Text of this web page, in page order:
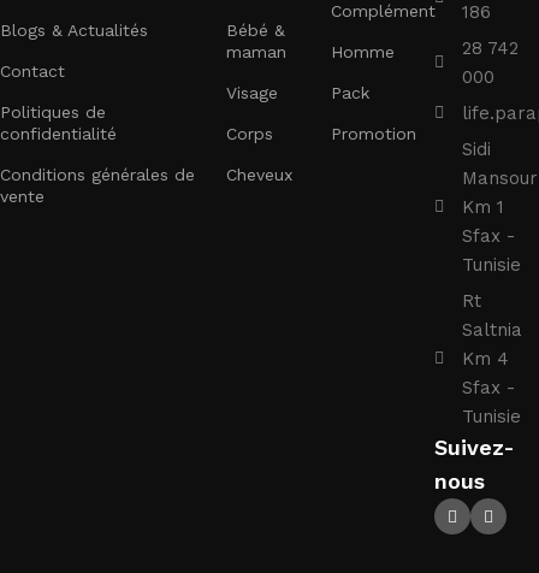
Blogs & Actualités
Contact
Politiques de
confidentialité
Conditions générales de
vente
Bébé &
maman
Visage
Corps
Cheveux
Complément
Homme
Pack
Promotion
186
28 742
000
Sidi
Mansour
Km 1
Sfax -
Tunisie
Rt
Saltnia
Km 4
Sfax -
Tunisie
Suivez-
nous